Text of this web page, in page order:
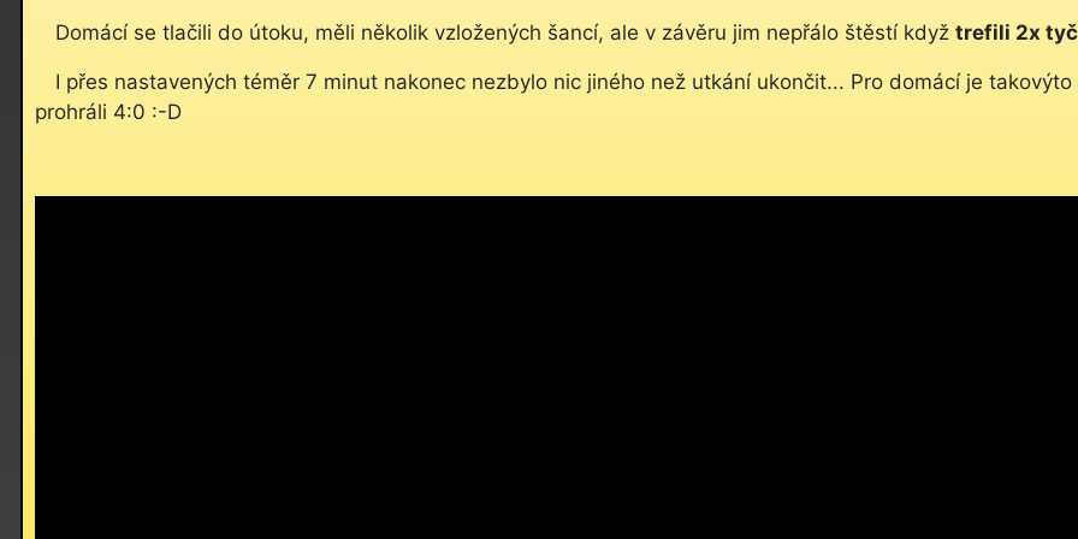
Domácí se tlačili do útoku, měli několik vzložených šancí, ale v závěru jim nepřálo štěstí když trefili 2x tyč
I přes nastavených téměr 7 minut nakonec nezbylo nic jiného než utkání ukončit... Pro domácí je
prohráli 4:0 :-D